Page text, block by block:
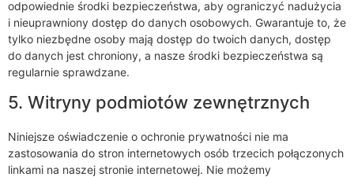
odpowiednie środki bezpieczeństwa, aby ograniczyć nadużycia
i nieuprawniony dostęp do danych osobowych. Gwarantuje to, że
tylko niezbędne osoby mają dostęp do twoich danych, dostęp
do danych jest chroniony, a nasze środki bezpieczeństwa są
regularnie sprawdzane.
5. Witryny podmiotów zewnętrznych
Niniejsze oświadczenie o ochronie prywatności nie ma
zastosowania do stron internetowych osób trzecich połączonych
linkami na naszej stronie internetowej. Nie możemy